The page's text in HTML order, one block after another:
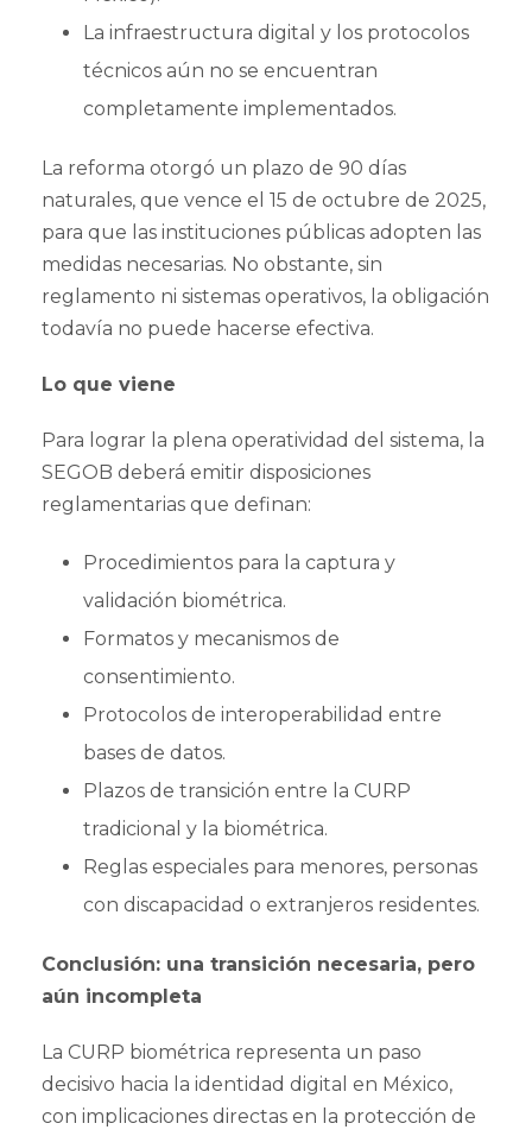
La infraestructura digital y los protocolos
técnicos aún no se encuentran
completamente implementados.
La reforma otorgó un plazo de 90 días
naturales, que vence el 15 de octubre de 2025,
para que las instituciones públicas adopten las
medidas necesarias. No obstante, sin
reglamento ni sistemas operativos, la obligación
todavía no puede hacerse efectiva.
Lo que viene
Para lograr la plena operatividad del sistema, la
SEGOB deberá emitir disposiciones
reglamentarias que definan:
Procedimientos para la captura y
validación biométrica.
Formatos y mecanismos de
consentimiento.
Protocolos de interoperabilidad entre
bases de datos.
Plazos de transición entre la CURP
tradicional y la biométrica.
Reglas especiales para menores, personas
con discapacidad o extranjeros residentes.
Conclusión: una transición necesaria, pero
aún incompleta
La CURP biométrica representa un paso
decisivo hacia la identidad digital en México,
con implicaciones directas en la protección de